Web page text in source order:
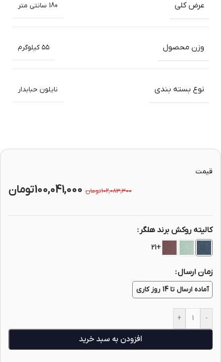
عرض کلی 180 سانتی متر
وزن محصول ۵۵ کیلوگرم
نوع بسته بندی نایلون حبابدار
قیمت
102,083,300تومان 100,041,000تومان
کالیته روکش برند هلگر
+21
زمان ارسال
آماده ارسال تا 14 روز کاری
-
+
افزودن به سبد خرید